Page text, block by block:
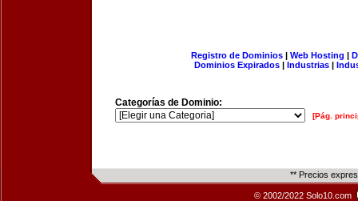
Registro de Dominios| Web Hosting |
Dominios Expirados | Industrias |
Categorías de Dominio:
[Pág.
** Precios
© 2002/2022 Solo10.com